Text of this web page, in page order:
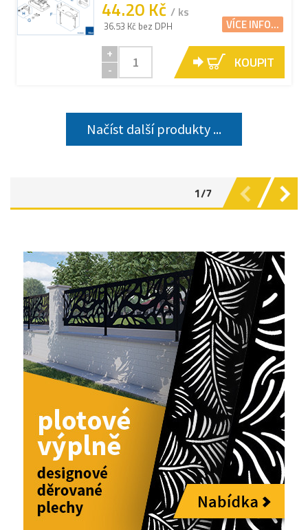
44.20 Kč / ks
36.53 Kč bez DPH VÍCE INFO...
+
-
KOUPIT
Načíst další produkty ...
1/7